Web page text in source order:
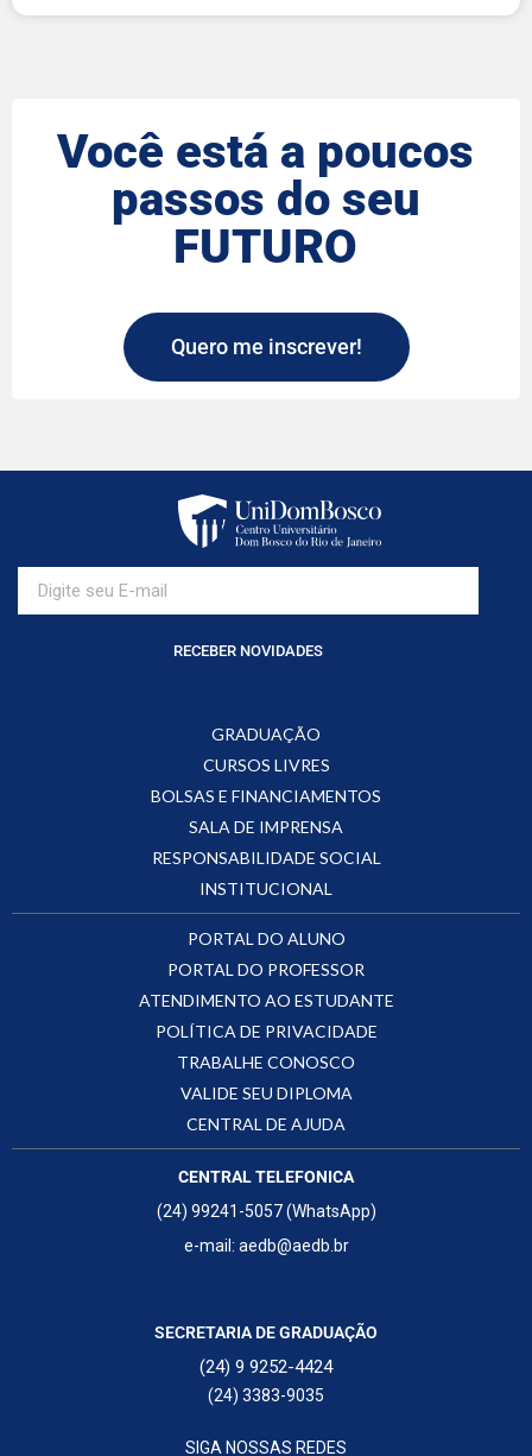
Você está a poucos
passos do seu
FUTURO
Quero me inscrever!
RECEBER NOVIDADES
GRADUAÇÃO
CURSOS LIVRES
BOLSAS E FINANCIAMENTOS
SALA DE IMPRENSA
RESPONSABILIDADE SOCIAL
INSTITUCIONAL
PORTAL DO ALUNO
PORTAL DO PROFESSOR
ATENDIMENTO AO ESTUDANTE
POLÍTICA DE PRIVACIDADE
TRABALHE CONOSCO
VALIDE SEU DIPLOMA
CENTRAL DE AJUDA
CENTRAL TELEFONICA
(24) 99241-5057 (WhatsApp)
e-mail: aedb@aedb.br
SECRETARIA DE GRADUAÇÃO
(24) 9 9252-4424
(24) 3383-9035
SIGA NOSSAS REDES